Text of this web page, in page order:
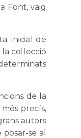
Font, vaig
inicial de
col·lecció
de la
precís,
autors
se al